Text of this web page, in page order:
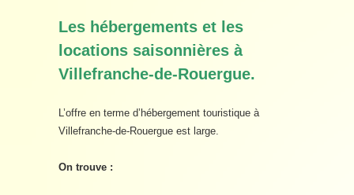
Les hébergements et les
locations saisonnières à
Villefranche-de-Rouergue.
L’offre en terme d’hébergement touristique à
Villefranche-de-Rouergue est large.
On trouve :